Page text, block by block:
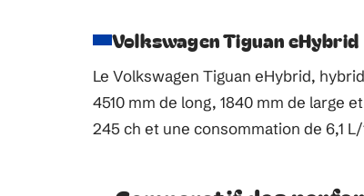
Volkswagen Tiguan eHybrid
Le Volkswagen Tiguan eHybrid,
4510 mm de long, 1840 mm de large
245 ch et une consommation de 6,1